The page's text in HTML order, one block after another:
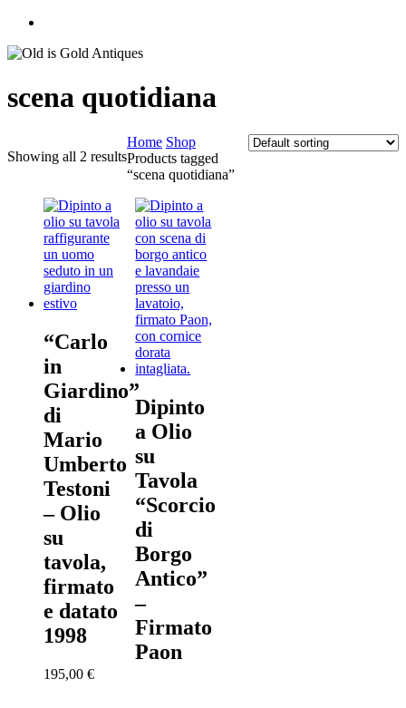
scena quotidiana
Showing all 2 results
Home Shop
Products tagged
“scena quotidiana”
“Carlo
in
Giardino”
di
Mario
Umberto
Testoni
– Olio
su
tavola,
firmato
e datato
1998
195,00 €
Dipinto
a Olio
su
Tavola
“Scorcio
di
Borgo
Antico”
–
Firmato
Paon